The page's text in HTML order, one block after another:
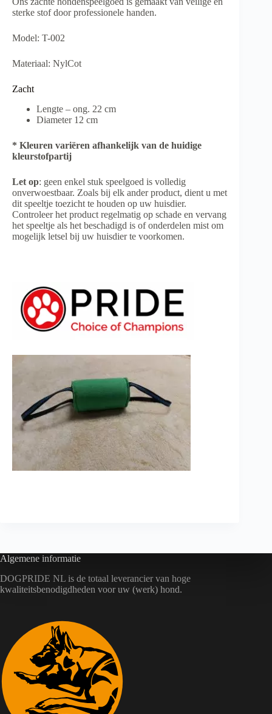
sterke stof door professionele handen.
Model: T-002
Materiaal: NylCot
Zacht
Lengte – ong. 22 cm
Diameter 12 cm
* Kleuren variëren afhankelijk van de huidige
kleurstofpartij
Let op: geen enkel stuk speelgoed is volledig
onverwoestbaar. Zoals bij elk ander product, dient u met
dit speeltje toezicht te houden op uw huisdier.
Controleer het product regelmatig op schade en vervang
het speeltje als het beschadigd is of onderdelen mist om
mogelijk letsel bij uw huisdier te voorkomen.
Algemene informatie
DOGPRIDE NL is de totaal leverancier van hoge
kwaliteitsbenodigdheden voor uw (werk) hond.